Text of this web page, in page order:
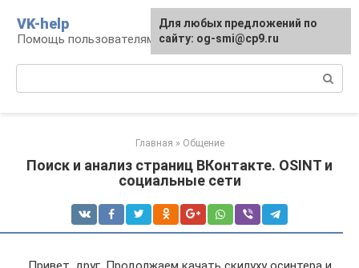
контенту
VK-help
Помощь пользователям соцсети ВКонтакте
Главная » Общение
Поиск и анализ страниц ВКонтакте. OSINT и
социальные сети
Для любых предложений по
сайту: og-smi@cp9.ru